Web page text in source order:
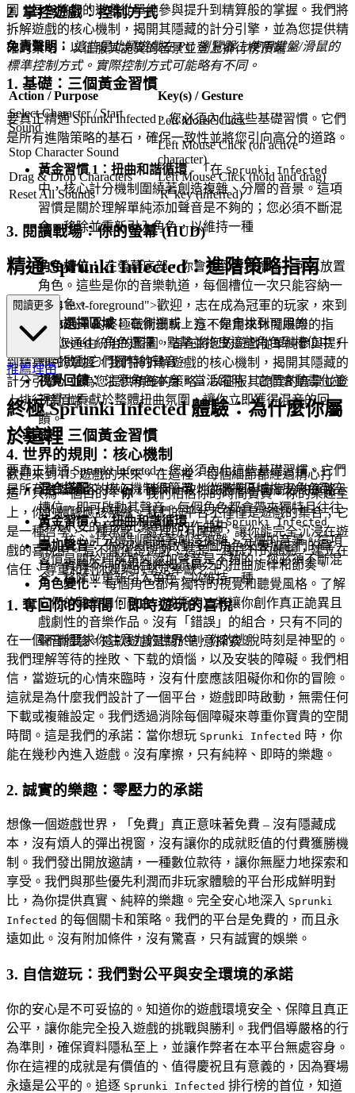
2. 掌控遊戲：控制方式
免責聲明： 這些是此類遊戲在 PC 瀏覽器上使用鍵盤/滑鼠的
標準控制方式。實際控制方式可能略有不同。
Action / Purpose
Key(s) / Gesture
Select Character / Start
Sound
Left Mouse Click
Stop Character Sound
Left Mouse Click (on active
character)
Drag & Drop Characters
Left Mouse Click (hold and drag)
Reset All Sounds
'R' key (inferred)
3. 閱讀戰場：你的螢幕 (HUD)
角色槽位： 在螢幕底部，你會看到各種槽位，可以放置
角色。這些是你的音樂軌道，每個槽位一次只能容納一
個角色。
角色選擇區域：在側邊或上方，你會找到可用的
「Infected」角色選擇。點擊並拖曳這些角色到槽位中，
即可啟動它們獨特的聲音。
視覺回饋：注意角色本身。當活躍時，它們會動畫化並
視覺上貢獻於整體扭曲氛圍，讓你立即獲得混音的回
饋。
4. 世界的規則：核心機制
混合搭配：核心機制很簡單：從選擇區域拖曳角色到空
槽位，即可啟動其聲音。每個角色都會帶來獨特且往往
令人不安的音頻元素到你的作曲中。
疊加聲音：你可以同時啟動多個角色來疊加它們的聲
音。實驗不同的組合將揭示廣泛的扭曲旋律和節奏。
角色變化：每個角色都有獨特的視覺和聽覺風格。了解
它們的聲音如何融合（或衝突）將讓你創作真正詭異且
戲劇性的音樂作品。沒有「錯誤」的組合，只有不同的
聲音體驗。這款遊戲是關於創意探索！
圖，旨在將您的遊戲從單純參與提升到精算般的掌握。我們將
拆解遊戲的核心機制，揭開其隱藏的計分引擎，並為您提供精
確的策略，以征服其詭異的音景並登上排行榜頂端。
1. 基礎：三個黃金習慣
要真正精通 Sprunki Infected，您必須內化這些基礎習慣。它們
是所有進階策略的基石，確保一致性並將您引向高分的道路。
黃金習慣 1：扭曲和諧循環- 「在Sprunki Infected
中，核心計分機制圍繞著創造複雜、分層的音景。這項
習慣是關於理解單純添加聲音是不夠的；您必須不斷混
合、移除並重新引入角色，以維持一種
精通 Sprunki Infected：進階策略指南
lass="mb-4 text-foreground">歡迎，志在成為冠軍的玩家，來到
Sprunki Infected 的終極戰術剖析。這不是用來休閒娛樂的指
南；這是您通往統治的藍圖，旨在將您的遊戲從單純參與提升
到精算般的掌握。我們將拆解遊戲的核心機制，揭開其隱藏的
計分引擎，並為您提供精確的策略，以征服其詭異的音景並登
上排行榜頂端。
1. 基礎：三個黃金習慣
要真正精通 Sprunki Infected，您必須內化這些基礎習慣。它們
是所有進階策略的基石，確保一致性並將您引向高分的道路。
黃金習慣 1：扭曲和諧循環- 「在Sprunki Infected
中，核心計分機制圍繞著創造複雜、分層的音景。這項
習慣是關於理解單純添加聲音是不夠的；您必須不斷混
合、移除並重新引入角色，以維持一種
閱讀更多
推薦理由
終極 Sprunki Infected 體驗：為什麼你屬
於這裡
歡迎來到 H5 遊戲的未來，在這裡，每個細節都經過精心打
造，只為一個目的：你。我們相信你的時間寶貴，你的樂趣至
上，你的體驗應該無縫。我們的平台不僅僅是遊戲的集合；它
是一種哲學，一種承諾，處理所有摩擦，讓你能完全沉浸在遊
戲的喜悅中。這不僅僅是遊戲；這是一種提升的體驗，建立在
信任、尊重和對你娛樂的堅定奉獻之上。
1. 奪回你的時間：即時遊玩的喜悅
在一個不斷要求你注意力的世界中，你的逃脫時刻是神聖的。
我們理解等待的挫敗、下载的煩惱，以及安裝的障礙。我們相
信，當遊玩的心情來臨時，沒有什麼應該阻礙你和你的冒險。
這就是為什麼我們設計了一個平台，遊戲即時啟動，無需任何
下載或複雜設定。我們透過消除每個障礙來尊重你寶貴的空閒
時間。這是我們的承諾：當你想玩 Sprunki Infected 時，你
能在幾秒內進入遊戲。沒有摩擦，只有純粹、即時的樂趣。
2. 誠實的樂趣：零壓力的承諾
想像一個遊戲世界，「免費」真正意味著免費 – 沒有隱藏成
本，沒有煩人的彈出視窗，沒有讓你的成就貶值的付費獲勝機
制。我們發出開放邀請，一種數位款待，讓你無壓力地探索和
享受。我們與那些優先利潤而非玩家體驗的平台形成鮮明對
比，為你提供真實、純粹的樂趣。完全安心地深入 Sprunki
Infected 的每個關卡和策略。我們的平台是免費的，而且永
遠如此。沒有附加條件，沒有驚喜，只有誠實的娛樂。
3. 自信遊玩：我們對公平與安全環境的承諾
你的安心是不可妥協的。知道你的遊戲環境安全、保障且真正
公平，讓你能完全投入遊戲的挑戰與勝利。我們倡導嚴格的行
為準則，確保資料隱私至上，並讓作弊者在本平台無處容身。
你在這裡的成就是有價值的、值得慶祝且有意義的，因為賽場
永遠是公平的。追逐 Sprunki Infected 排行榜的首位，知道